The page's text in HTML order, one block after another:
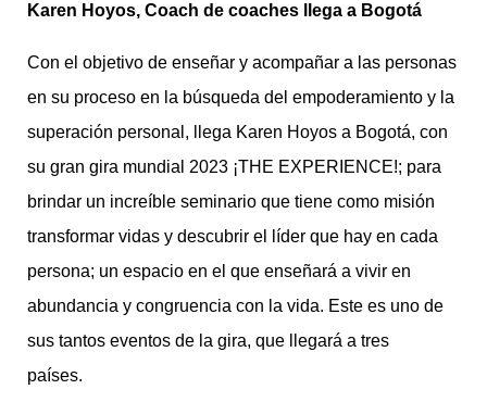
Karen Hoyos, Coach de coaches llega a Bogotá
Con el objetivo de enseñar y acompañar a las personas
en su proceso en la búsqueda del empoderamiento y la
superación personal, llega Karen Hoyos a Bogotá, con
su gran gira mundial 2023 ¡THE EXPERIENCE!; para
brindar un increíble seminario que tiene como misión
transformar vidas y descubrir el líder que hay en cada
persona; un espacio en el que enseñará a vivir en
abundancia y congruencia con la vida. Este es uno de
sus tantos eventos de la gira, que llegará a tres
países.